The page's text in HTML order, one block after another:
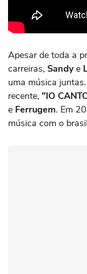
Apesar de toda a
carreiras, Sandye
uma música
recente, "IO
e Ferrugem. Em
música com o